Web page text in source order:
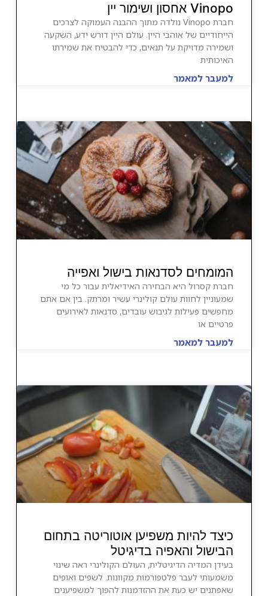
Vinopo אחסון ושימור יין
חברת Vinopo נולדה מתוך ההבנה העמוקה לצרכים
הייחודיים של אוהבי היין. עולם היין דורש ידע, השקעה
ושמירה מדויקת על תנאים, כדי להבטיח את שמירתו
האיכותית
למעבר למאמר
המומחים לסדנאות בישול ואפייה
חברת קסרול היא הבחירה האידיאלית עבור כל מי
שמעוניין לחוות עולם קולינרי עשיר ומרתק. בין אם אתם
מחפשים פעילות לגיבוש עובדים, סדנאות לאירועים
פרטיים או
למעבר למאמר
כיצד להיות משפיען אוטוריטה בתחום
הבישול והאפיה בדיגיטל
בעידן המדיה הדיגיטלית, העולם הקולינרי ראה שינוי
משמעותי לעבר פלטפורמות מקוונות. לשפים ואופים
שאפתנים יש כעת את ההזדמנות להפוך למשפיענים